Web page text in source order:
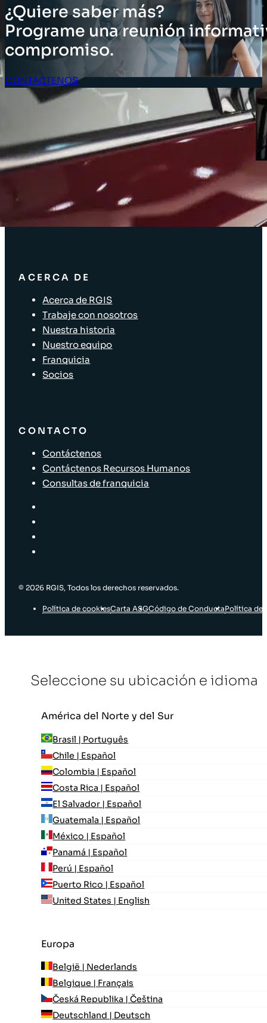
¿Quiere saber más?
Programe una reunión
compromiso.
CONTÁCTENOS
Acceso Clientes
SOLUCIONES
Soluciones de inventario
Soluciones para la cadena de suministro
Etiquetado de activos
ACERCA DE
Acerca de RGIS
Trabaje con nosotros
Nuestra historia
Nuestro equipo
Franquicia
Socios
CONTACTO
Contáctenos
Contáctenos Recursos Humanos
Consultas de franquicia
© 2026 RGIS, Todos los derechos reservados.
Política de cookiesCarta ASGCódigo de ConductaPolítica de
Seleccione su ubicación e idioma
América del Norte y del Sur
Brasil | Português
Chile | Español
Colombia | Español
Costa Rica | Español
El Salvador | Español
Guatemala | Español
México | Español
Panamá | Español
Perú | Español
Puerto Rico | Español
United States | English
Europa
België | Nederlands
Belgique | Français
Česká Republika | Čeština
Deutschland | Deutsch